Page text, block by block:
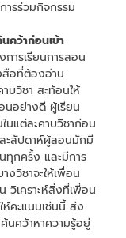
ารร่วมกิจกรรม
คว้าก่อนเข้า
การเรียนการสอน
อที่ต้องอ่าน
บวิชา สะท้อนให้
นอย่างดี ผู้เรียน
ในแต่ละคาบวิชาก่อน
ละสัปดาห์ผู้สอนมักมี
ทุกครั้ง และมีการ
งวิชาจะให้เพื่อน
วิเคราะห์สิ่งที่เพื่อน
คะแนนเช่นนี้ ส่ง
นคว้าหาความรู้อยู่